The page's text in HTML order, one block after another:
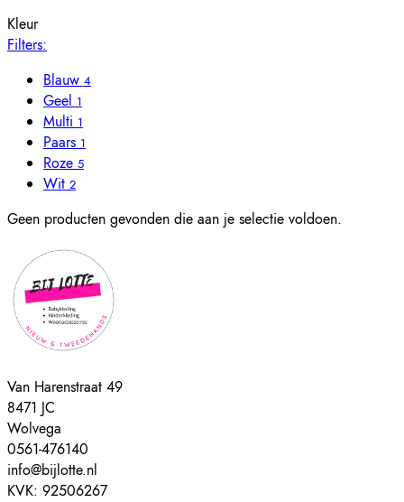
Kleur
Filters:
Blauw 4
Geel 1
Multi 1
Paars 1
Roze 5
Wit 2
Geen producten gevonden die aan je selectie voldoen.
Van Harenstraat 49
8471 JC
Wolvega
0561-476140
info@bijlotte.nl
KVK: 92506267